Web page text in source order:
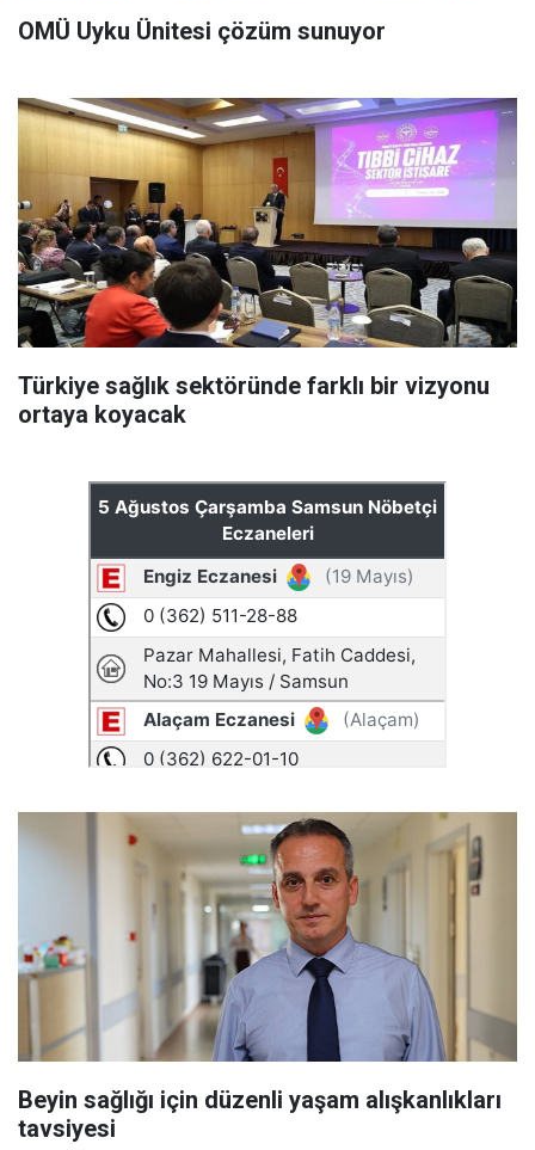
OMÜ Uyku Ünitesi çözüm sunuyor
Türkiye sağlık sektöründe farklı bir vizyonu
ortaya koyacak
Beyin sağlığı için düzenli yaşam alışkanlıkları
tavsiyesi